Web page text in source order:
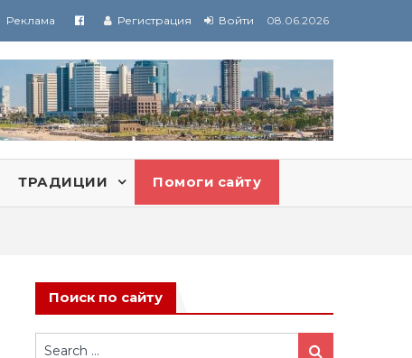
Реклама Регистрация Войти 08.06.2026
ТРАДИЦИИ Помоги сайту
Поиск по сайту
Search
Search